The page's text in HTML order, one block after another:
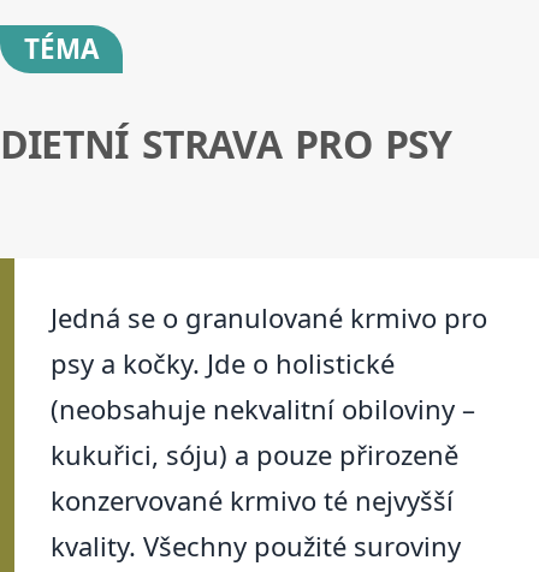
TÉMA
DIETNÍ STRAVA PRO PSY
Jedná se o granulované krmivo pro
psy a kočky. Jde o holistické
(neobsahuje nekvalitní obiloviny –
kukuřici, sóju) a pouze přirozeně
konzervované krmivo té nejvyšší
kvality. Všechny použité suroviny